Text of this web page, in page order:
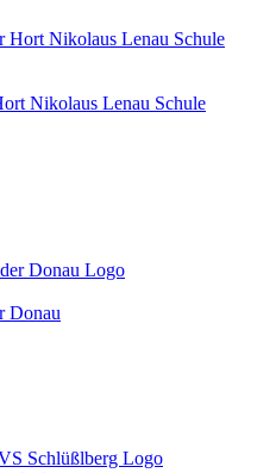
Nikolaus Lenau Schule
Donau